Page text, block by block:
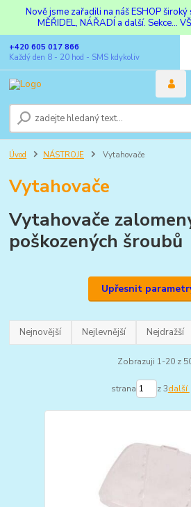
Nově jsme zařadili na náš ESHOP
MĚŘIDEL, NÁŘADÍ a další. Sekce...
+420 605 017 866
Každý den 8 - 20 hod - SMS kdykoliv
Úvod NÁSTROJE Vytahovače
Vytahovače
Vytahovače
poškozených šroubů
Upřesnit
Nejnovější Nejlevnější Nejdražší
Zobrazuji 1-20 z
strana z 3další